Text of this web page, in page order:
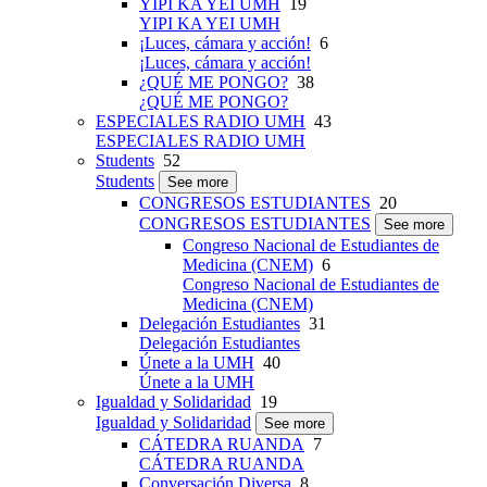
YIPI KA YEI UMH 19
YIPI KA YEI UMH
¡Luces, cámara y acción! 6
¡Luces, cámara y acción!
¿QUÉ ME PONGO? 38
¿QUÉ ME PONGO?
ESPECIALES RADIO UMH 43
ESPECIALES RADIO UMH
Students 52
Students
See more
CONGRESOS ESTUDIANTES 20
CONGRESOS ESTUDIANTES
See more
Congreso Nacional de Estudiantes de
Medicina (CNEM) 6
Congreso Nacional de Estudiantes de
Medicina (CNEM)
Delegación Estudiantes 31
Delegación Estudiantes
Únete a la UMH 40
Únete a la UMH
Igualdad y Solidaridad 19
Igualdad y Solidaridad
See more
CÁTEDRA RUANDA 7
CÁTEDRA RUANDA